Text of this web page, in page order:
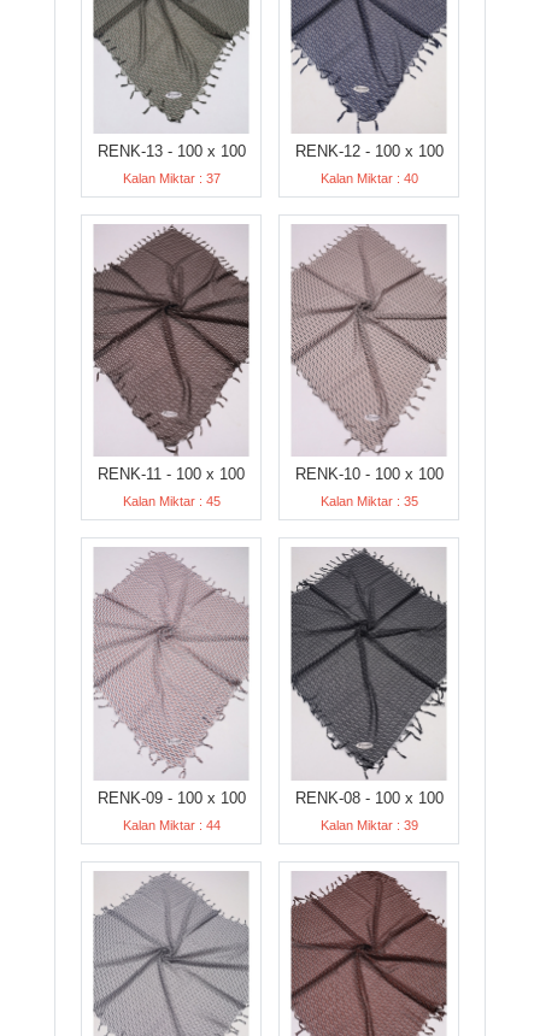
RENK-13 - 100 x 100
Kalan Miktar : 37
RENK-12 - 100 x 100
Kalan Miktar : 40
RENK-11 - 100 x 100
Kalan Miktar : 45
RENK-10 - 100 x 100
Kalan Miktar : 35
RENK-09 - 100 x 100
Kalan Miktar : 44
RENK-08 - 100 x 100
Kalan Miktar : 39